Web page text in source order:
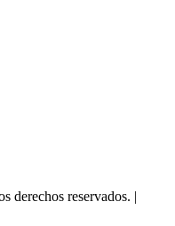
derechos reservados. |